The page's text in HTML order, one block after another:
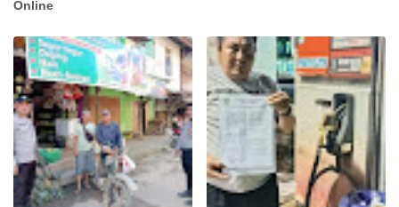
Online